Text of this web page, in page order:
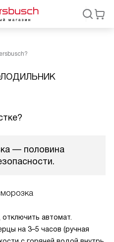
— половина
автомат.
на 3–5 часов (ручная